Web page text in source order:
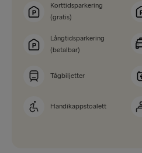
Korttidsparkering
(gratis)
Långtidsparkering
(betalbar)
Tågbiljetter
Handikappstoalett